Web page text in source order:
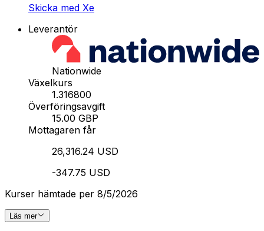
Skicka med Xe
Leverantör
Nationwide
Växelkurs
1.316800
Överföringsavgift
15.00 GBP
Mottagaren får
26,316.24 USD
-347.75 USD
Kurser hämtade per 8/5/2026
Läs mer